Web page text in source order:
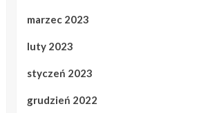
marzec 2023
luty 2023
styczeń 2023
grudzień 2022